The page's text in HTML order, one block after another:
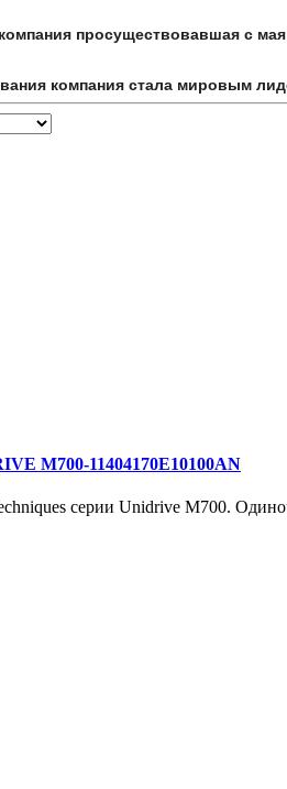
просуществовавшая с
компания стала мировым
M700-11404170E10100AN
серии Unidrive M700.